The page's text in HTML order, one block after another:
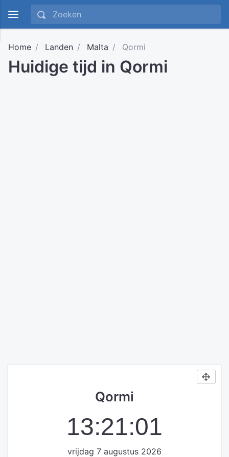
Home Landen Malta Qormi
Huidige tijd in Qormi
Qormi
13:21:01
vrijdag 7 augustus 2026